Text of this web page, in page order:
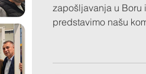
zapošljavanja u Boru
predstavimo našu
prilika za